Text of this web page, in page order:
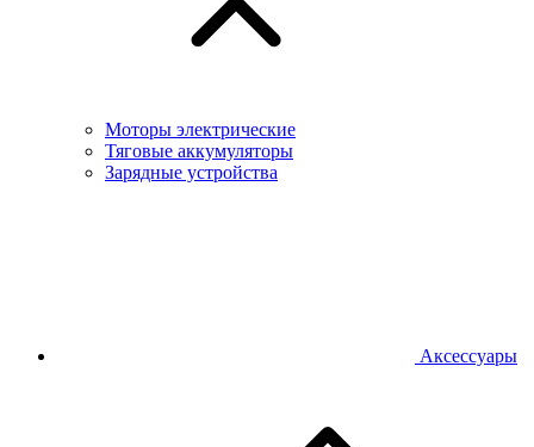
Моторы электрические
Тяговые аккумуляторы
Зарядные устройства
Аксессуары